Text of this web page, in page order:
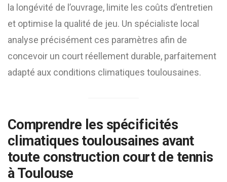
la longévité de l’ouvrage, limite les coûts d’entretien
et optimise la qualité de jeu. Un spécialiste local
analyse précisément ces paramètres afin de
concevoir un court réellement durable, parfaitement
adapté aux conditions climatiques toulousaines.
Comprendre les spécificités
climatiques toulousaines avant
toute construction court de tennis
à Toulouse